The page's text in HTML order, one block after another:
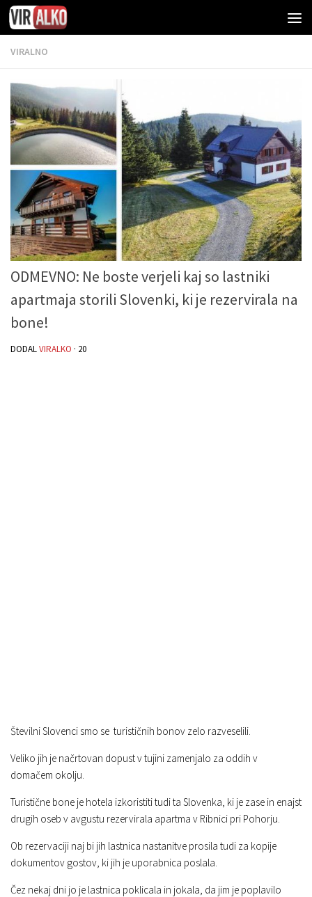
VIRALNO
ODMEVNO: Ne boste verjeli kaj so lastniki
apartmaja storili Slovenki, ki je rezervirala na
bone!
DODALVIRALKO · 20
Številni Slovenci smo se turističnih bonov zelo razveselili.
Veliko jih je načrtovan dopust v tujini zamenjalo za oddih v
domačem okolju.
Turistične bone je hotela izkoristiti tudi ta Slovenka, ki je zase in enajst
drugih oseb v avgustu rezervirala apartma v Ribnici pri Pohorju.
Ob rezervaciji naj bi jih lastnica nastanitve prosila tudi za kopije
dokumentov gostov, ki jih je uporabnica poslala.
Čez nekaj dni jo je lastnica poklicala in jokala, da jim je poplavilo